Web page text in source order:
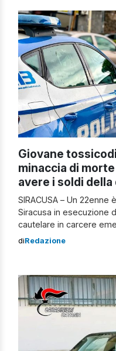
capoluogo etneo, ma è
[…]
Giovane
minaccia di
avere i soldi della
SIRACUSA – Un
Siracusa in esecuzione
cautelare in carcere
famiglia, lesioni
tossicodipendente,
familiari per […]
diRedazione